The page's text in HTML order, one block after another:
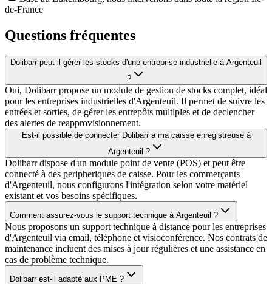
de-France
Questions fréquentes
Dolibarr peut-il gérer les stocks d'une entreprise industrielle à Argenteuil
?
Oui, Dolibarr propose un module de gestion de stocks complet, idéal
pour les entreprises industrielles d'Argenteuil. Il permet de suivre les
entrées et sorties, de gérer les entrepôts multiples et de declencher
des alertes de reapprovisionnement.
Est-il possible de connecter Dolibarr a ma caisse enregistreuse à
Argenteuil ?
Dolibarr dispose d'un module point de vente (POS) et peut être
connecté à des peripheriques de caisse. Pour les commerçants
d'Argenteuil, nous configurons l'intégration selon votre matériel
existant et vos besoins spécifiques.
Comment assurez-vous le support technique à Argenteuil ?
Nous proposons un support technique à distance pour les entreprises
d'Argenteuil via email, téléphone et visioconférence. Nos contrats de
maintenance incluent des mises à jour régulières et une assistance en
cas de problème technique.
Dolibarr est-il adapté aux PME ?